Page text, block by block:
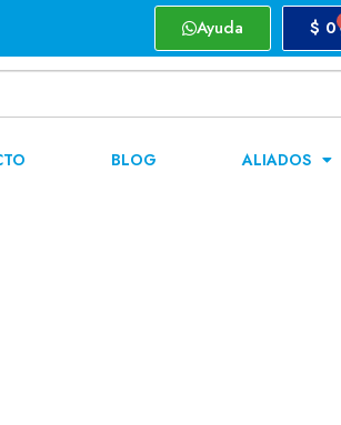
Ayuda $ 0
BLOG ALIADOS